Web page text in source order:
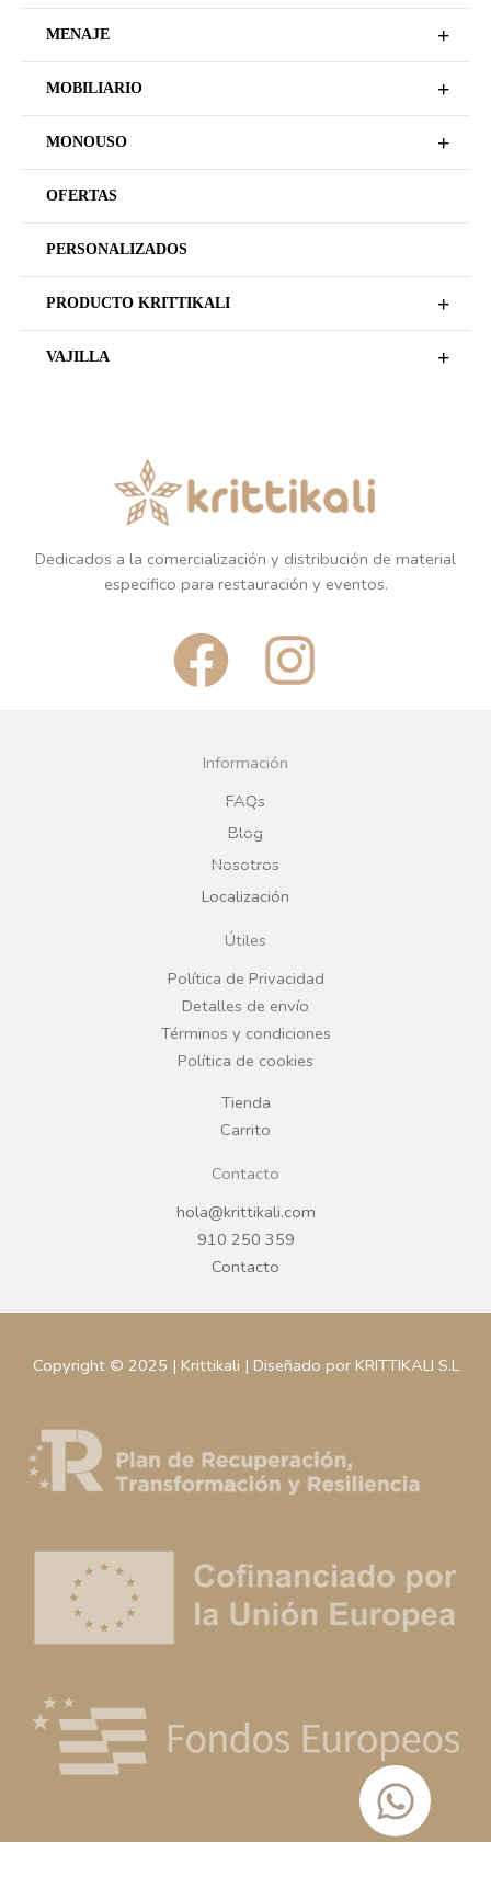
+
MENAJE
+
MOBILIARIO
+
MONOUSO
OFERTAS
PERSONALIZADOS
+
PRODUCTO KRITTIKALI
+
VAJILLA
Dedicados a la comercialización y distribución de material
especifico para restauración y eventos.
F
a
c
e
b
o
o
k
I
n
g
r
a
Información
FAQs
Blog
Nosotros
Localización
Útiles
Política de Privacidad
Detalles de envío
Términos y condiciones
Política de cookies
Tienda
Carrito
Contacto
hola@krittikali.com
910 250 359
Contacto
Copyright © 2025 | Krittikali | Diseñado por KRITTIKALI S.L